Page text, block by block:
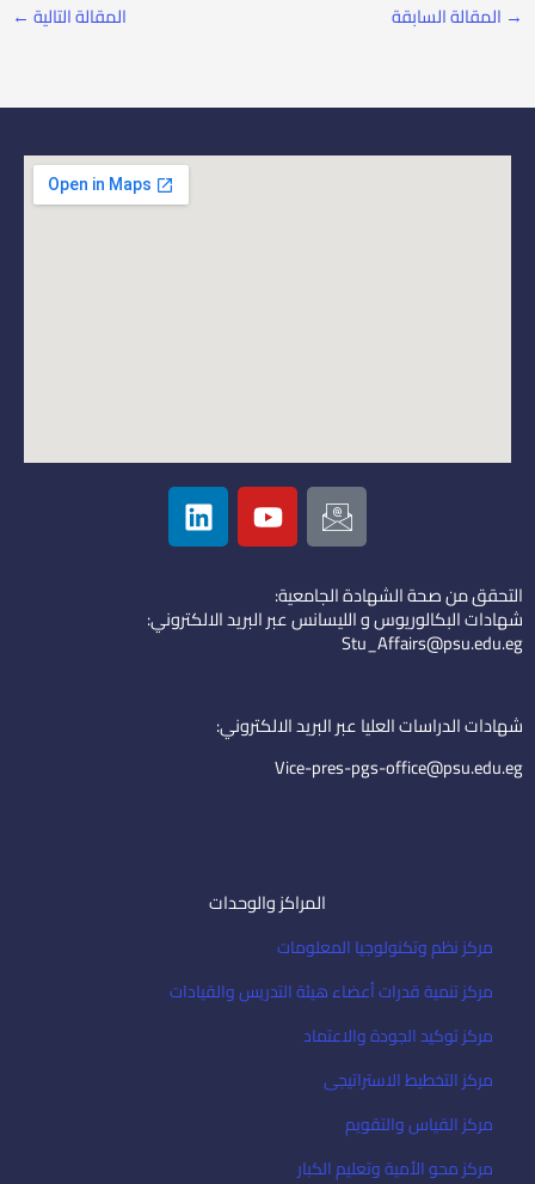
→ المقالة السابقة المقالة التالية ←
I
c
o
n
-
e
i
l
Y
o
u
u
b
L
i
n
e
d
التحقق من صحة الشهادة الجامعية:
شهادات البكالوريوس و الليسانس عبر البريد الالكتروني:
Stu_Affairs@psu.edu.eg
شهادات الدراسات العليا عبر البريد الالكتروني:
Vice-pres-pgs-office@psu.edu.eg
المراكز والوحدات
مركز نظم وتكنولوجيا المعلومات
مركز تنمية قدرات أعضاء هيئة التدريس والقيادات
مركز توكيد الجودة والاعتماد
مركز التخطيط الاستراتيجى
مركز القياس والتقويم
مركز محو الأمية وتعليم الكبار